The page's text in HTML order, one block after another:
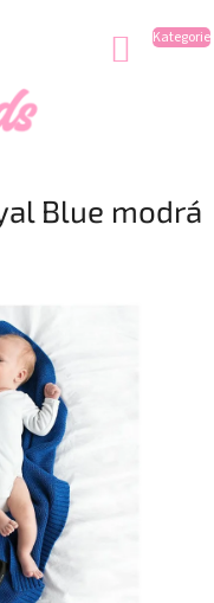
Blue modrá